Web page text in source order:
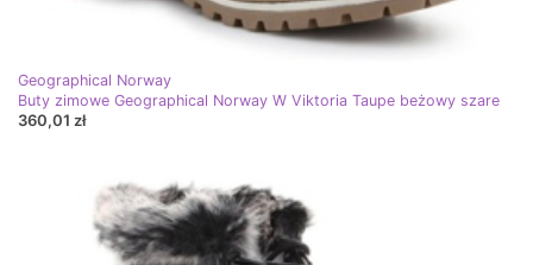
Geographical Norway
Buty zimowe Geographical Norway W Viktoria Taupe beżowy szare
360,01 zł